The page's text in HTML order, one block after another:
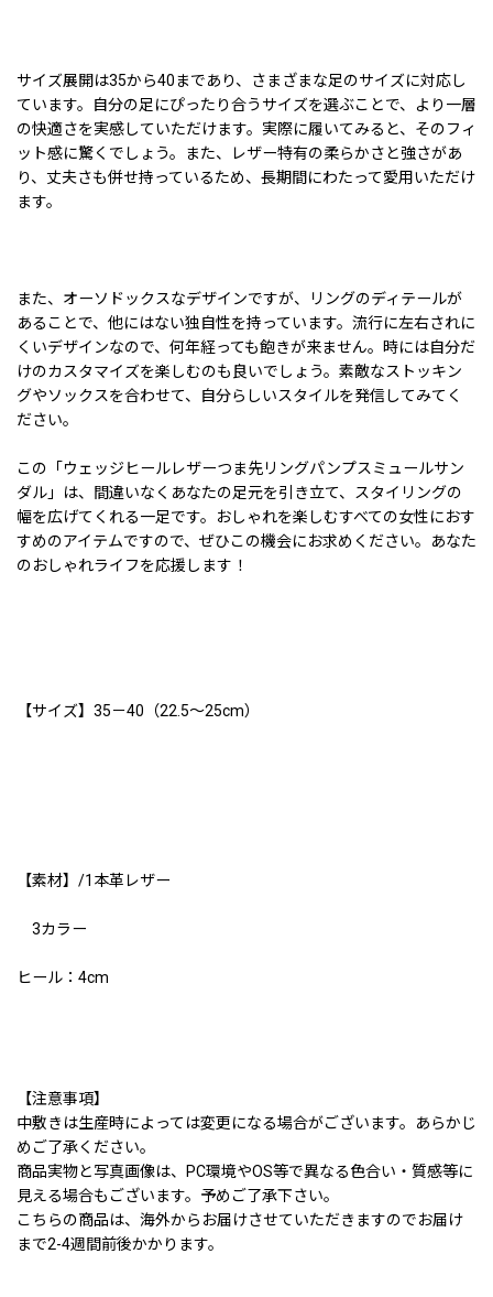
サイズ展開は35から40まであり、さまざまな足のサイズに対応し
ています。自分の足にぴったり合うサイズを選ぶことで、より一層
の快適さを実感していただけます。実際に履いてみると、そのフィ
ット感に驚くでしょう。また、レザー特有の柔らかさと強さがあ
り、丈夫さも併せ持っているため、長期間にわたって愛用いただけ
ます。
また、オーソドックスなデザインですが、リングのディテールが
あることで、他にはない独自性を持っています。流行に左右されに
くいデザインなので、何年経っても飽きが来ません。時には自分だ
けのカスタマイズを楽しむのも良いでしょう。素敵なストッキン
グやソックスを合わせて、自分らしいスタイルを発信してみてく
ださい。
この「ウェッジヒールレザーつま先リングパンプスミュールサン
ダル」は、間違いなくあなたの足元を引き立て、スタイリングの
幅を広げてくれる一足です。おしゃれを楽しむすべての女性におす
すめのアイテムですので、ぜひこの機会にお求めください。あなた
のおしゃれライフを応援します！
【サイズ】35－40（22.5〜25cm）
【素材】/1本革レザー
3カラー
ヒール：4cm
【注意事項】
中敷きは生産時によっては変更になる場合がございます。あらかじ
めご了承ください。
商品実物と写真画像は、PC環境やOS等で異なる色合い・質感等に
見える場合もございます。予めご了承下さい。
こちらの商品は、海外からお届けさせていただきますのでお届け
まで2-4週間前後かかります。